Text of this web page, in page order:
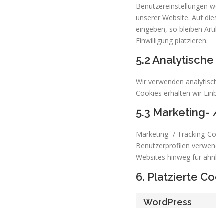
Benutzereinstellungen
unserer Website. Auf
eingeben, so bleiben
Einwilligung platzieren.
5.2
Wir verwenden
Cookies erhalten wir
5.3 Marketing-
Marketing- / Tracking-
Benutzerprofilen
Websites hinweg für
6. Platzierte
WordPress